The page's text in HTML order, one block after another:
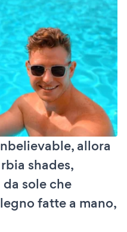
allora
shades,
sole che
fatte a mano,